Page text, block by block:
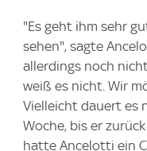
"Es geht ihm sehr
sehen", sagte
allerdings noch
weiß es nicht. Wir
Vielleicht dauert es
Woche, bis er
hatte Ancelotti ein